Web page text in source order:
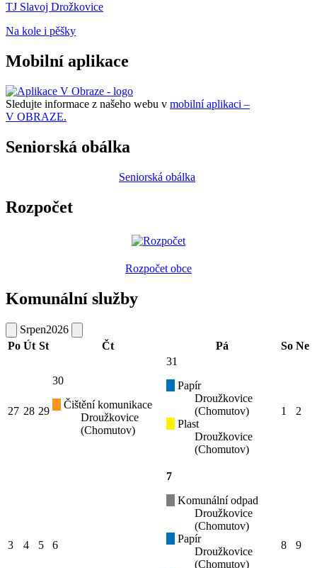
TJ Slavoj Drožkovice
Na kole i pěšky
Mobilní aplikace
Sledujte informace z našeho webu v mobilní aplikaci –
V OBRAZE.
Seniorská obálka
Seniorská obálka
Rozpočet
Rozpočet obce
Komunální služby
Srpen2026
Po Út St Čt Pá So Ne
27 28 29
30
Čištění komunikace
Droužkovice
(Chomutov)
31
Papír
Droužkovice
(Chomutov)
Plast
Droužkovice
(Chomutov)
1 2
3 4 5 6
7
Komunální odpad
Droužkovice
(Chomutov)
Papír
Droužkovice
(Chomutov)
8 9